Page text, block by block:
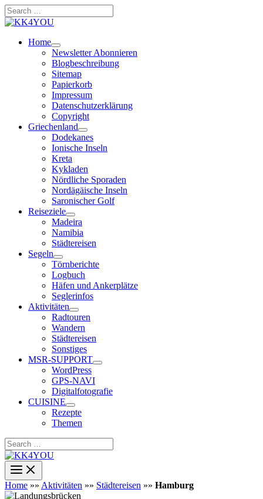
Zum
Inhalt
Search
…
Home
Newsletter Abonnieren
Blogbeschreibung
Sitemap
Papierkorb
Impressum
Datenschutzerklärung
Copyright
Griechenland
Dodekanes
Ionische Inseln
Kreta
Kykladen
Nördliche Sporaden
Nordägäische Inseln
Saronischer Golf
Reiseziele
Madeira
Namibia
Städtereisen
Segeln
Törnberichte
Logbuch
Häfen und Ankerplätze
Seglerinfos
Aktivitäten
Radtouren
Wandern
Städtereisen
Sonstiges
MSR-SUPPORT
WordPress
GPS-NAVI
Digitalfotografie
CUISINE
Rezepte
Themen
Search
…
Home »» Aktivitäten »» Städtereisen »» Hamburg